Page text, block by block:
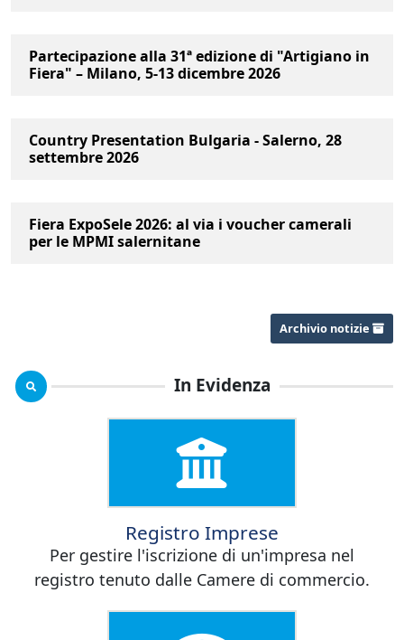
Partecipazione alla 31ª edizione di "Artigiano in
Fiera" – Milano, 5-13 dicembre 2026
Country Presentation Bulgaria - Salerno, 28
settembre 2026
Fiera ExpoSele 2026: al via i voucher camerali
per le MPMI salernitane
Archivio notizie
In Evidenza
Registro Imprese
Per gestire l'iscrizione di un'impresa nel
registro tenuto dalle Camere di commercio.